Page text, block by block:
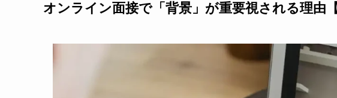
オンライン面接で「背景」が重要視される理由【